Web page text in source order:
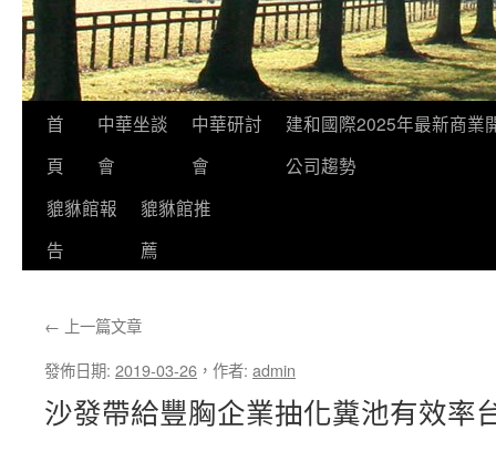
首
頁
中華坐談
會
中華研討
會
建和國際2025年最新商業
公司趨勢
貔貅館報
告
貔貅館推
薦
← 上一篇文章
發佈日期: 2019-03-26 ， 作者: admin
沙發帶給豐胸企業抽化糞池有效率